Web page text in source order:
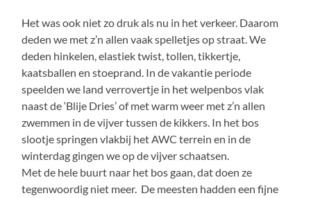
Het was ook niet zo druk als nu in het verkeer. Daarom
deden we met z’n allen vaak spelletjes op straat. We
deden hinkelen, elastiek twist, tollen, tikkertje,
kaatsballen en stoeprand. In de vakantie periode
speelden we land verrovertje in het welpenbos vlak
naast de ‘Blije Dries’ of met warm weer met z’n allen
zwemmen in de vijver tussen de kikkers. In het bos
slootje springen vlakbij het AWC terrein en in de
winterdag gingen we op de vijver schaatsen.
Met de hele buurt naar het bos gaan, dat doen ze
tegenwoordig niet meer. De meesten hadden een fijne